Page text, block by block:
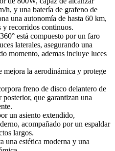
h, y una batería de grafeno de
una autonomía de hasta 60 km,
y recorridos continuos.
está compuesto por un faro
laterales, asegurando una
momento, ademas incluye luces
la aerodinámica y protege
freno de disco delantero de
que garantizan una
un asiento extendido,
acompañado por un espaldar
largos.
una estética moderna y una